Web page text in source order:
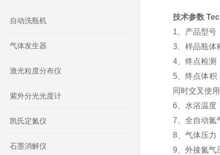
技术参数
1、产品型号
3、样品瓶体
4、终点检测
5、终点体积
同时交叉使
6、水浴温
7、全自动氮
8、气体压力
9、外接氮气
自动洗瓶机
气体发生器
激光粒度分布仪
紫外分光光度计
凯氏定氮仪
石墨消解仪